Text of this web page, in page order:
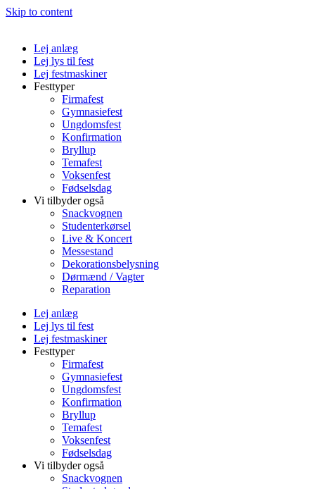
Skip to content
Lej anlæg
Lej lys til fest
Lej festmaskiner
Festtyper
Firmafest
Gymnasiefest
Ungdomsfest
Konfirmation
Bryllup
Temafest
Voksenfest
Fødselsdag
Vi tilbyder også
Snackvognen
Studenterkørsel
Live & Koncert
Messestand
Dekorationsbelysning
Dørmænd / Vagter
Reparation
Lej anlæg
Lej lys til fest
Lej festmaskiner
Festtyper
Firmafest
Gymnasiefest
Ungdomsfest
Konfirmation
Bryllup
Temafest
Voksenfest
Fødselsdag
Vi tilbyder også
Snackvognen